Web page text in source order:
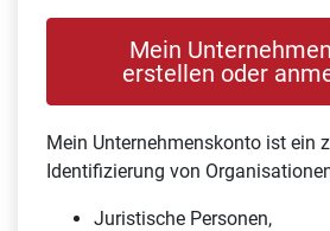
Mein
erstellen oder
Mein Unternehmenskonto ist ein
Identifizierung von
Juristische Personen,